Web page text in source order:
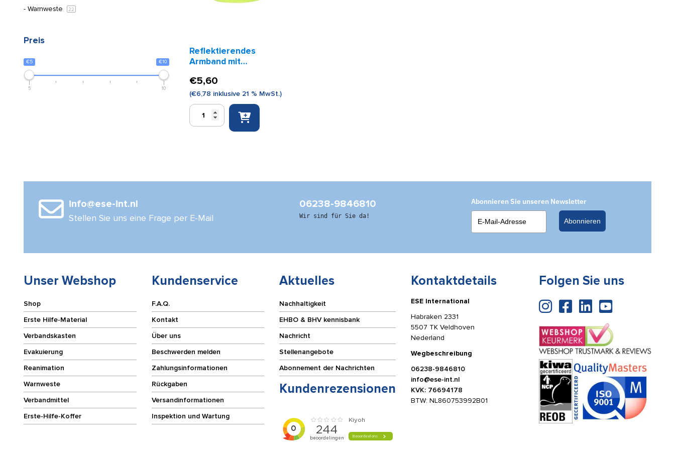
Warnweste 22
Preis
€5 €10
5 10
Reflektierendes
Armband mit
€5,60
(€6,78 inklusive 21 % MwSt.)
Reflektierendes
Armband
info@ese-int.nl
Stellen Sie uns eine Frage per E-Mail
06238-9846810
Wir sind für Sie da!
Abonnieren Sie unseren Newsletter
Abonnieren
Unser Webshop
Shop
Erste Hilfe-Material
Verbandskasten
Evakuierung
Reanimation
Warnweste
Verbandmittel
Erste-Hilfe-Koffer
Kundenservice
F.A.Q.
Kontakt
Über uns
Beschwerden melden
Zahlungsinformationen
Rückgaben
Versandinformationen
Inspektion und Wartung
Aktuelles
Nachhaltigkeit
EHBO & BHV kennisbank
Nachricht
Stellenangebote
Abonnement der Nachrichten
Kundenrezensionen
Kontaktdetails
ESE International
Habraken 2331
5507 TK Veldhoven
Nederland
Wegbeschreibung
06238-9846810
info@ese-int.nl
KVK: 76694178
BTW: NL860753992B01
Folgen Sie uns